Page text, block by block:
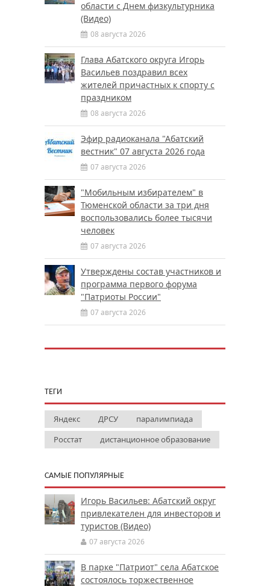
области с Днем физкультурника
(Видео)
08 августа 2026
Глава Абатского округа Игорь
Васильев поздравил всех
жителей причастных к спорту с
праздником
08 августа 2026
Эфир радиоканала "Абатский
вестник" 07 августа 2026 года
07 августа 2026
"Мобильным избирателем" в
Тюменской области за три дня
воспользовались более тысячи
человек
07 августа 2026
Утверждены состав участников и
программа первого форума
"Патриоты России"
07 августа 2026
ТЕГИ
Яндекс ДРСУ
паралимпиада
Росстат
дистанционное образование
САМЫЕ ПОПУЛЯРНЫЕ
Игорь Васильев: Абатский округ
привлекателен для инвесторов и
туристов (Видео)
07 августа 2026
В парке "Патриот" села Абатское
состоялось торжественное